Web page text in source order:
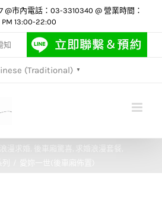
@市內電話：03-3310340 @ 營業時間：
PM 13:00-22:00
知
(Traditional) ▼
漫求婚 後車廂驚喜
求婚浪漫套餐